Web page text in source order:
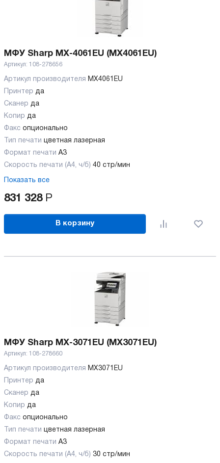
МФУ Sharp MX-4061EU (MX4061EU)
Артикул: 108-278656
Артикул производителя MX4061EU
Принтер да
Сканер да
Копир да
Факс опционально
Тип печати цветная лазерная
Формат печати A3
Скорость печати (А4, ч/б) 40 стр/мин
Показать все
831 328 Р
В корзину
МФУ Sharp MX-3071EU (MX3071EU)
Артикул: 108-278660
Артикул производителя MX3071EU
Принтер да
Сканер да
Копир да
Факс опционально
Тип печати цветная лазерная
Формат печати A3
Скорость печати (А4, ч/б) 30 стр/мин